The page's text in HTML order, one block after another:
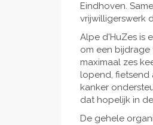
Eindhoven.
vrijwilligerswerk
Alpe d'HuZes is
om een bijdrage
maximaal zes
lopend, fietsend
kanker
dat hopelijk in
De gehele